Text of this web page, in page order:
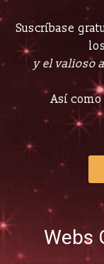
Suscríbase
y el valioso
Así
Webs